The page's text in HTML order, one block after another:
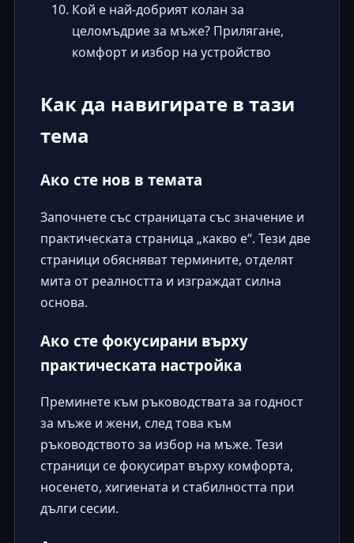
Кой е най-добрият колан за
целомъдрие за мъже? Прилягане,
комфорт и избор на устройство
Как да навигирате в тази
тема
Ако сте нов в темата
Започнете със страницата със значение и
практическата страница „какво е“. Тези две
страници обясняват термините, отделят
мита от реалността и изграждат силна
основа.
Ако сте фокусирани върху
практическата настройка
Преминете към ръководствата за годност
за мъже и жени, след това към
ръководството за избор на мъже. Тези
страници се фокусират върху комфорта,
носенето, хигиената и стабилността при
дълги сесии.